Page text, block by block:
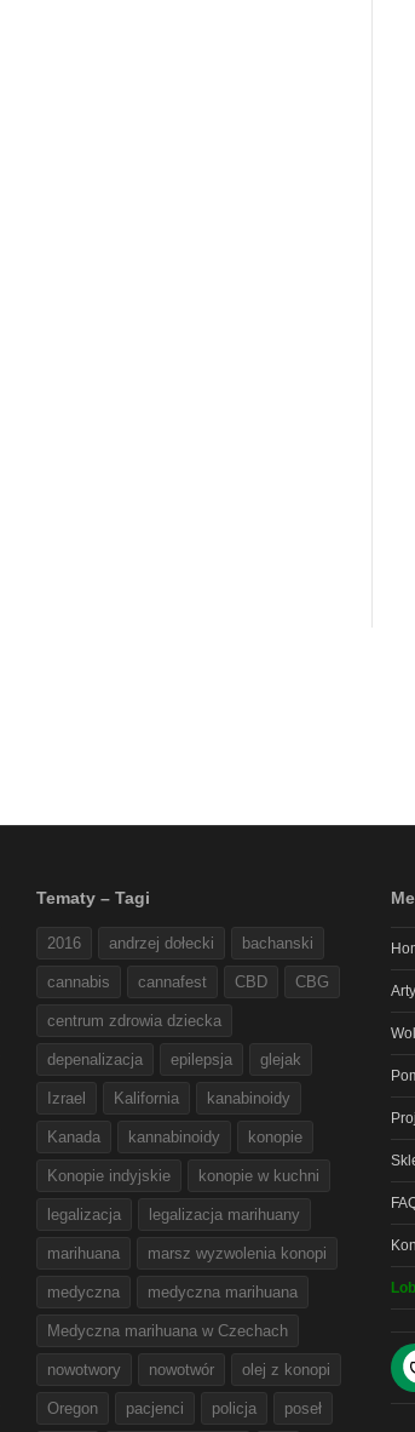
Tematy – Tagi
2016 andrzej dołecki bachanski
cannabis cannafest CBD CBG
centrum zdrowia dziecka
depenalizacja epilepsja glejak
Izrael Kalifornia kanabinoidy
Kanada kannabinoidy konopie
Konopie indyjskie konopie w kuchni
legalizacja legalizacja marihuany
marihuana marsz wyzwolenia konopi
medyczna medyczna marihuana
Medyczna marihuana w Czechach
nowotwory nowotwór olej z konopi
Oregon pacjenci policja poseł